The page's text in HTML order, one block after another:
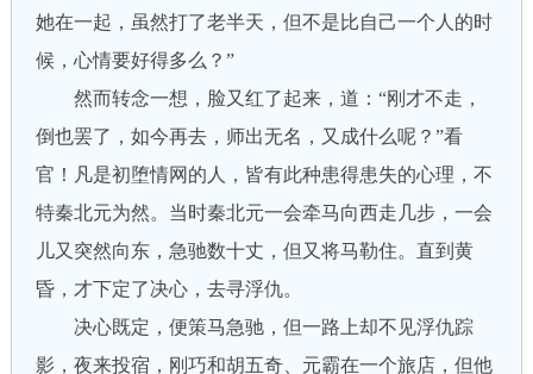
她在一起，虽然打了老半天，但不是比自己一个人的时
候，心情要好得多么？”
然而转念一想，脸又红了起来，道：“刚才不走，
倒也罢了，如今再去，师出无名，又成什么呢？”看
官！凡是初堕情网的人，皆有此种患得患失的心理，不
特秦北元为然。当时秦北元一会牵马向西走几步，一会
儿又突然向东，急驰数十丈，但又将马勒住。直到黄
昏，才下定了决心，去寻浮仇。
决心既定，便策马急驰，但一路上却不见浮仇踪
影，夜来投宿，刚巧和胡五奇、元霸在一个旅店，但他